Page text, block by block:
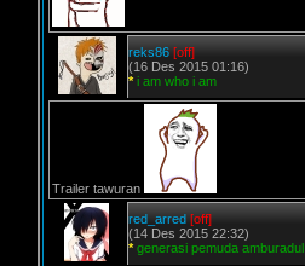
reks86 [off]
(16 Des 2015 01:16)
* i am who i am
Trailer tawuran
red_arred [off]
(14 Des 2015 22:32)
* generasi pemuda amburadul